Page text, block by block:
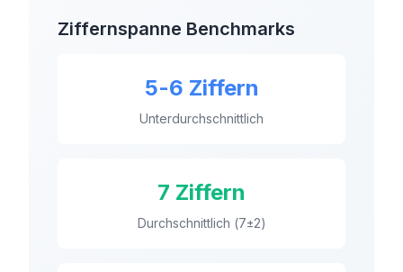
Ziffernspanne Benchmarks
5-6 Ziffern
Unterdurchschnittlich
7 Ziffern
Durchschnittlich (7±2)